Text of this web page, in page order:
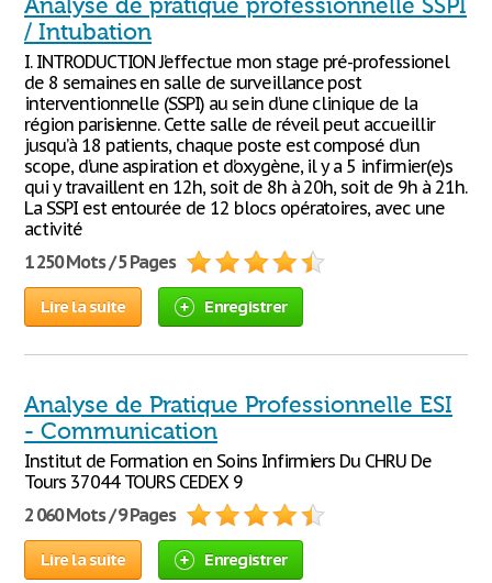
Analyse de pratique professionnelle SSPI
/ Intubation
I. INTRODUCTION J’effectue mon stage pré-professionel
de 8 semaines en salle de surveillance post
interventionnelle (SSPI) au sein d’une clinique de la
région parisienne. Cette salle de réveil peut accueillir
jusqu’à 18 patients, chaque poste est composé d’un
scope, d’une aspiration et d’oxygène, il y a 5 infirmier(e)s
qui y travaillent en 12h, soit de 8h à 20h, soit de 9h à 21h.
La SSPI est entourée de 12 blocs opératoires, avec une
activité
1 250 Mots / 5 Pages
Lire la suite Enregistrer
Analyse de Pratique Professionnelle ESI
- Communication
Institut de Formation en Soins Infirmiers Du CHRU De
Tours 37044 TOURS CEDEX 9
2 060 Mots / 9 Pages
Lire la suite Enregistrer